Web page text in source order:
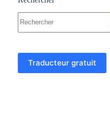
résultat
Traducteur gratuit